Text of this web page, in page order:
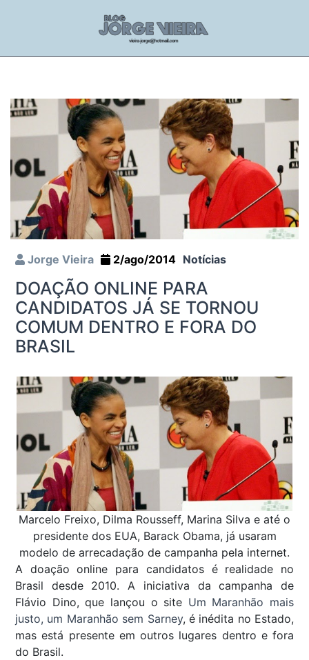
Jorge Vieira 2/ago/2014 Notícias
DOAÇÃO ONLINE PARA
CANDIDATOS JÁ SE TORNOU
COMUM DENTRO E FORA DO
BRASIL
Marcelo Freixo, Dilma Rousseff, Marina Silva e até o
presidente dos EUA, Barack Obama, já usaram
modelo de arrecadação de campanha pela internet.
A doação online para candidatos é realidade no
Brasil desde 2010. A iniciativa da campanha de
Flávio Dino, que lançou o site Um Maranhão mais
justo, um Maranhão sem Sarney, é inédita no Estado,
mas está presente em outros lugares dentro e fora
do Brasil.